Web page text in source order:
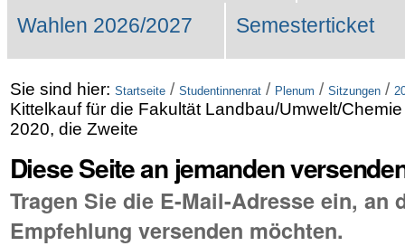
Wahlen 2026/2027 Semesterticket
Sie sind hier: Startseite / Studentinnenrat / Plenum / Sitzungen /
Kittelkauf für die Fakultät Landbau/Umwelt/
2020, die Zweite
Diese Seite an jemanden
Tragen Sie die E-Mail-Adresse ein, an
Empfehlung versenden möchten.